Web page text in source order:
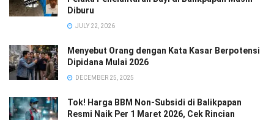
Diburu
JULY 22, 2026
Menyebut Orang dengan Kata Kasar Berpotensi
Dipidana Mulai 2026
DECEMBER 25, 2025
Tok! Harga BBM Non-Subsidi di Balikpapan
Resmi Naik Per 1 Maret 2026, Cek Rincian